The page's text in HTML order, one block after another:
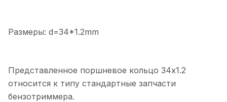
Размеры: d=34*1.2mm
Представленное поршневое кольцо 34х1.2
относится к типу стандартные запчасти
бензотриммера.